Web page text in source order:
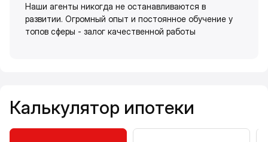
Наши агенты никогда не останавливаются в
развитии. Огромный опыт и постоянное обучение у
топов сферы - залог качественной работы
Калькулятор ипотеки